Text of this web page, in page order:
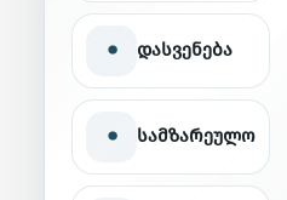
• დასვენება
• სამზარეულო